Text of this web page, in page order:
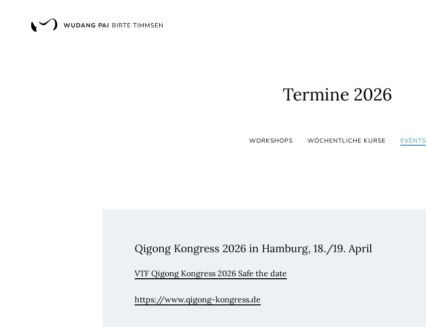
Termine 2026
WORKSHOPS WÖCHENTLICHE KURSE EVENTS
Qigong Kongress 2026 in Hamburg, 18./19. April
VTF Qigong Kongress 2026 Safe the date
https://www.qigong-kongress.de